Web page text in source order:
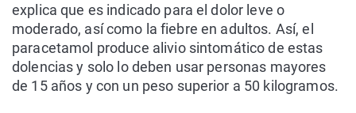
explica que es indicado para el dolor leve o
moderado, así como la fiebre en adultos. Así, el
paracetamol produce alivio sintomático de estas
dolencias y solo lo deben usar personas mayores
de 15 años y con un peso superior a 50 kilogramos.